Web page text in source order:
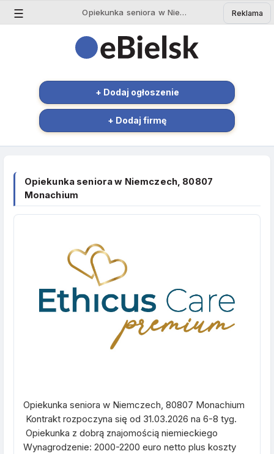
Opiekunka seniora w Niemczech, 80807 Monachium - Ogłoszenie Bielsk Podlaski | eBielsk.pl
☰ Reklama
+ Dodaj ogłoszenie
+ Dodaj firmę
Opiekunka seniora w Niemczech, 80807
Monachium
Opiekunka seniora w Niemczech, 80807 Monachium
Kontrakt rozpoczyna się od 31.03.2026 na 6-8 tyg.
Opiekunka z dobrą znajomością niemieckiego
Wynagrodzenie: 2000-2200 euro netto plus koszty